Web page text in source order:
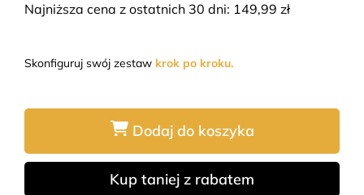
Najniższa cena z ostatnich 30 dni: 149,99 zł
Skonfiguruj swój zestaw krok po kroku.
Dodaj do koszyka
Kup taniej z rabatem